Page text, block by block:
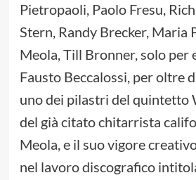
Pietropaoli, Paolo Fresu,
Stern, Randy Brecker, Maria
Meola, Till Bronner, solo per
Fausto Beccalossi, per oltre
uno dei pilastri del quintetto
del già citato chitarrista
Meola, e il suo vigore
nel lavoro discografico